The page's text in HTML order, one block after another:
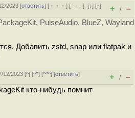
2023 [ответить] [ ﹢﹢﹢] [ · · ·][↓] [↑]
+ / –
PulseAudio, BlueZ, Wayland
Добавить zstd, snap или flatpak и
12/2023 [^] [^^] [^^^] [ответить]
+ / –
кто-нибудь помнит